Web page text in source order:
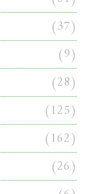
(37)
(9)
(28)
(125)
(162)
(26)